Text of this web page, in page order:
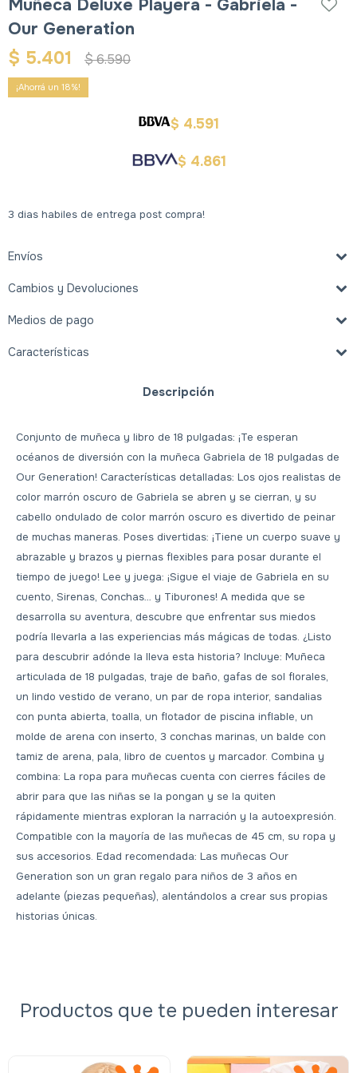
Muñeca Deluxe Playera - Gabriela -
Our Generation
$ 5.401 $6.590
18
$ 4.591
$ 4.861
3 dias habiles de entrega post compra!
Envíos
Cambios y Devoluciones
Medios de pago
Características
Descripción
Conjunto de muñeca y libro de 18 pulgadas: ¡Te esperan
océanos de diversión con la muñeca Gabriela de 18 pulgadas de
Our Generation! Características detalladas: Los ojos realistas de
color marrón oscuro de Gabriela se abren y se cierran, y su
cabello ondulado de color marrón oscuro es divertido de peinar
de muchas maneras. Poses divertidas: ¡Tiene un cuerpo suave y
abrazable y brazos y piernas flexibles para posar durante el
tiempo de juego! Lee y juega: ¡Sigue el viaje de Gabriela en su
cuento, Sirenas, Conchas… y Tiburones! A medida que se
desarrolla su aventura, descubre que enfrentar sus miedos
podría llevarla a las experiencias más mágicas de todas. ¿Listo
para descubrir adónde la lleva esta historia? Incluye: Muñeca
articulada de 18 pulgadas, traje de baño, gafas de sol florales,
un lindo vestido de verano, un par de ropa interior, sandalias
con punta abierta, toalla, un flotador de piscina inflable, un
molde de arena con inserto, 3 conchas marinas, un balde con
tamiz de arena, pala, libro de cuentos y marcador. Combina y
combina: La ropa para muñecas cuenta con cierres fáciles de
abrir para que las niñas se la pongan y se la quiten
rápidamente mientras exploran la narración y la autoexpresión.
Compatible con la mayoría de las muñecas de 45 cm, su ropa y
sus accesorios. Edad recomendada: Las muñecas Our
Generation son un gran regalo para niños de 3 años en
adelante (piezas pequeñas), alentándolos a crear sus propias
historias únicas.
Productos que te pueden interesar